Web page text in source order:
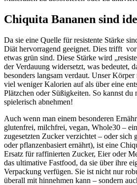
Chiquita Bananen sind
Da sie eine Quelle für resistente Stärke
Diät hervorragend geeignet. Dies trifft
etwas grün sind. Diese Stärke wird
der Verdauung widersetzt, was bedeutet,
besonders langsam verdaut. Unser
viel weniger Kalorien auf als über eine
Plätzchen oder Süßigkeiten. So kannst du
spielerisch abnehmen!
Auch wenn man einem besonderen
glutenfrei, milchfrei, vegan, Whole30 –
zugesetzten Zucker verzichtet – oder sich
oder pflanzenbasiert ernährt), ist eine
Ersatz für raffinierten Zucker, Eier oder
das ultimative Fastfood, da sie über ihre
Verpackung verfügen. Sie ist nicht nur
überall mit hinnehmen kann – sondern